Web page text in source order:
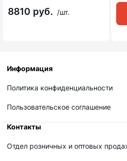
8810 руб. /шт.
Информация
Политика конфиденциальности
Пользовательское соглашение
Контакты
Отдел розничных и оптовых